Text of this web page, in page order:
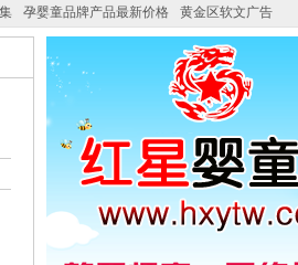
孕婴童品牌产品最新价格 黄金区软文广告